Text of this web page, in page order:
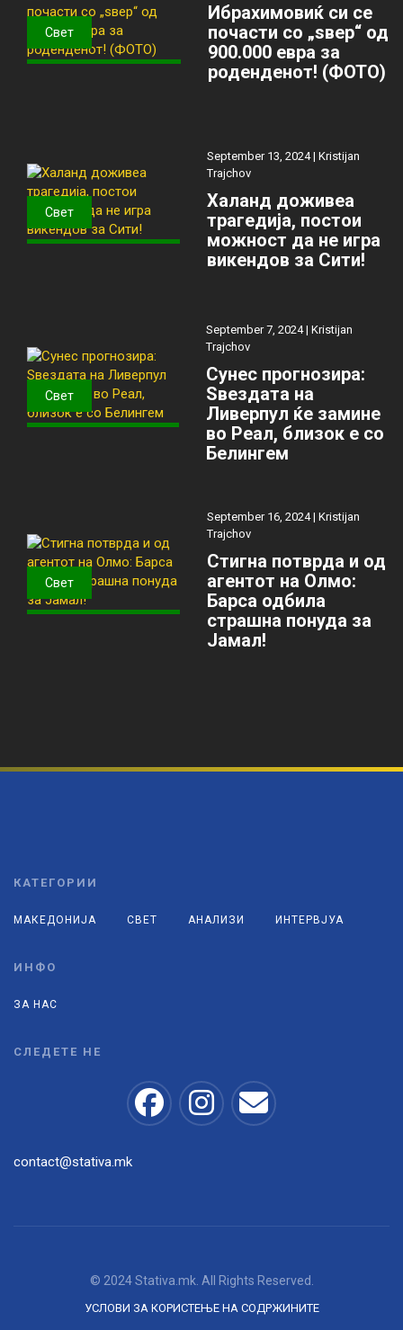
Свет
Ибрахимовиќ си се
почасти со „ѕвер“ од
900.000 евра за
роденденот! (ФОТО)
Свет
September 13, 2024 |Kristijan
Trajchov
Халанд доживеа
трагедија, постои
можност да не игра
викендов за Сити!
Свет
September 7, 2024 |Kristijan
Trajchov
Сунес прогнозира:
Ѕвездата на
Ливерпул ќе замине
во Реал, близок е со
Белингем
Свет
September 16, 2024 | Kristijan
Trajchov
Стигна потврда и од
агентот на Олмо:
Барса одбила
страшна понуда за
Јамал!
КАТЕГОРИИ
МАКЕДОНИЈА СВЕТ АНАЛИЗИ ИНТЕРВЈУА
ИНФО
ЗА НАС
СЛЕДЕТЕ НЕ
contact@stativa.mk
© 2024 Stativa.mk. All Rights Reserved.
УСЛОВИ ЗА КОРИСТЕЊЕ НА СОДРЖИНИТЕ